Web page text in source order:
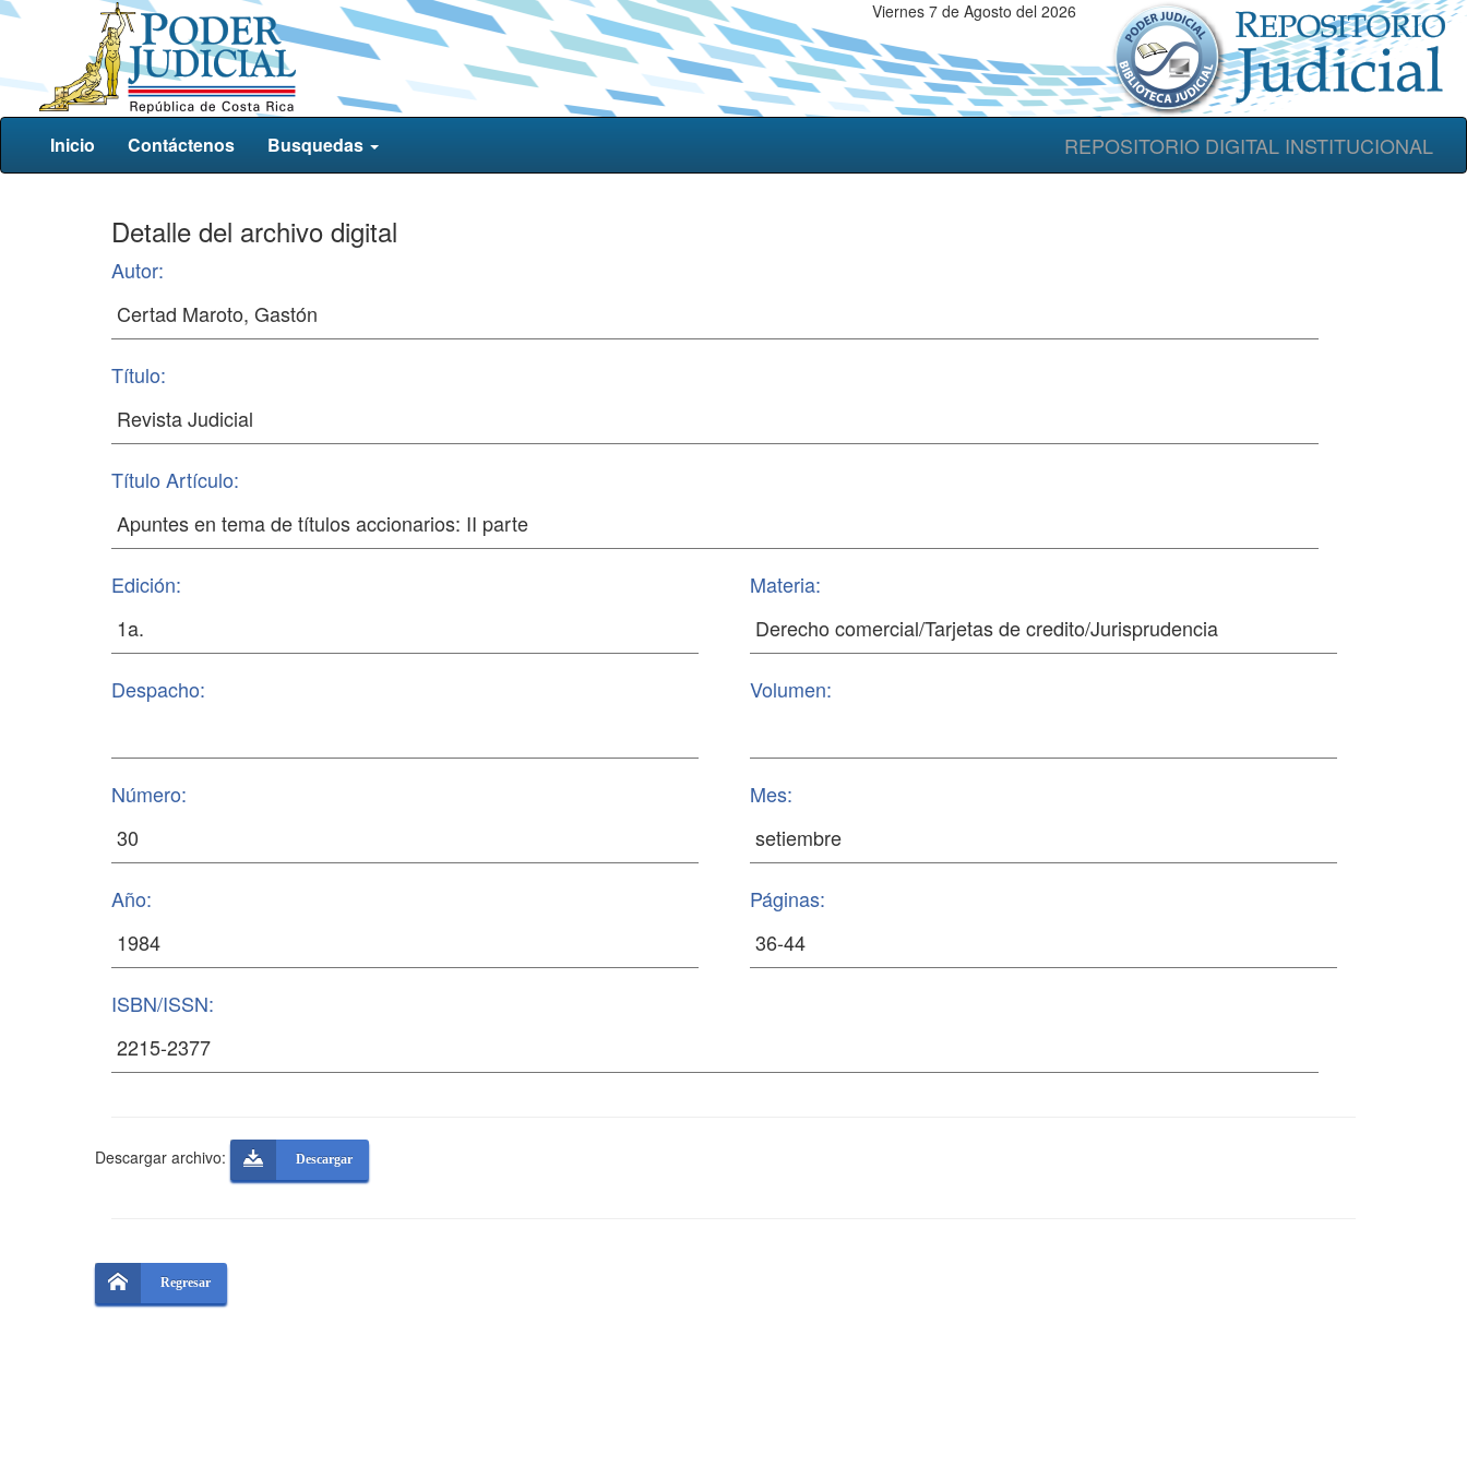
Viernes 7 de Agosto del 2026
REPOSITORIO DIGITAL INSTITUCIONAL
Inicio Contáctenos Busquedas
Detalle del archivo digital
Autor:
Título:
Título Artículo:
Edición: Materia:
Despacho: Volumen:
Número: Mes:
Año: Páginas:
ISBN/ISSN:
Descargar archivo: Descargar
Regresar